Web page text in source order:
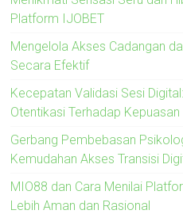
Platform IJOBET
Mengelola Akses Cadangan
Secara Efektif
Kecepatan Validasi Sesi
Otentikasi Terhadap
Gerbang Pembebasan
Kemudahan Akses Transisi
MIO88 dan Cara Menilai
Lebih Aman dan Rasional